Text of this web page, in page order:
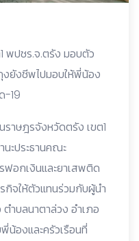
พปชร.จ.ตรัง มอบตัว
ยังชีพไปมอบให้พี่น้อง
-19
าษฎรจังหวัดตรัง เขต1
ะประธานคณะ
ฟอกเงินและยาเสพติด
จให้ตัวแทนร่วมกับผู้นำ
ำบลนาตาล่วง อำเภอ
น้องและครัวเรือนที่